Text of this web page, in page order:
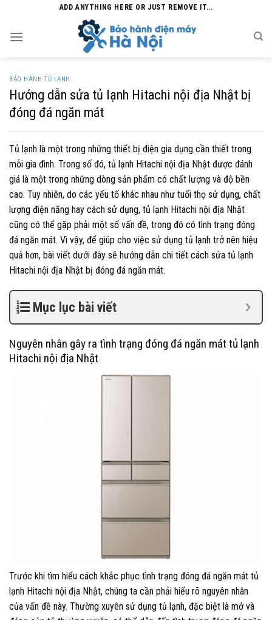
content
ADD ANYTHING HERE OR JUST REMOVE IT...
BẢO HÀNH TỦ LẠNH
Hướng dẫn sửa tủ lạnh Hitachi nội địa Nhật bị
đóng đá ngăn mát
Tủ lạnh là một trong những thiết bị điện gia dụng cần thiết trong
mỗi gia đình. Trong số đó, tủ lạnh Hitachi nội địa Nhật được đánh
giá là một trong những dòng sản phẩm có chất lượng và độ bền
cao. Tuy nhiên, do các yếu tố khác nhau như tuổi thọ sử dụng, chất
lượng điện năng hay cách sử dụng, tủ lạnh Hitachi nội địa Nhật
cũng có thể gặp phải một số vấn đề, trong đó có tình trạng đóng
đá ngăn mát. Vì vậy, để giúp cho việc sử dụng tủ lạnh trở nên hiệu
quả hơn, bài viết dưới đây sẽ hướng dẫn chi tiết cách sửa tủ lạnh
Hitachi nội địa Nhật bị đóng đá ngăn mát.
Mục lục bài viết
Nguyên nhân gây ra tình trạng đóng đá ngăn mát tủ lạnh
Hitachi nội địa Nhật
Trước khi tìm hiểu cách khắc phục tình trạng đóng đá ngăn mát tủ
lạnh Hitachi nội địa Nhật, chúng ta cần phải hiểu rõ nguyên nhân
của vấn đề này. Thường xuyên sử dụng tủ lạnh, đặc biệt là mở và